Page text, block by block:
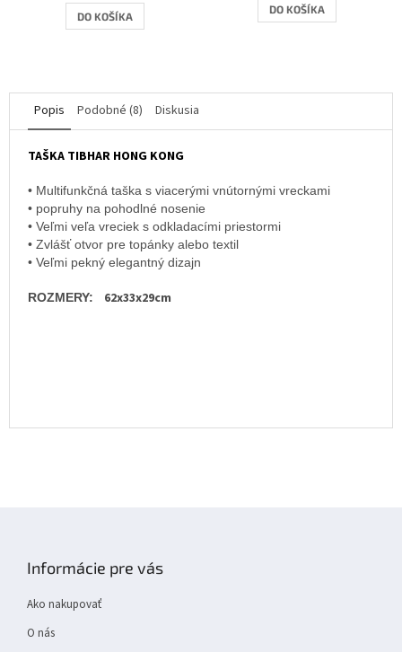
3,2
z
DO KOŠÍKA
DO KOŠÍKA
Popis Podobné (8) Diskusia
TAŠKA TIBHAR HONG KONG
• Multifunkčná taška s viacerými vnútornými vreckami
• popruhy na pohodlné nosenie
• Veľmi veľa vreciek s odkladacími priestormi
• Zvlášť otvor pre topánky alebo textil
• Veľmi pekný elegantný dizajn
ROZMERY: 62x33x29cm
Informácie pre vás
Ako nakupovať
O nás